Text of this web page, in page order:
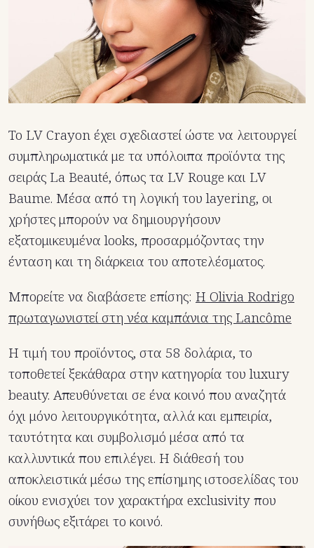
Το LV Crayon έχει σχεδιαστεί ώστε να λειτουργεί
συμπληρωματικά με τα υπόλοιπα προϊόντα της
σειράς La Beauté, όπως τα LV Rouge και LV
Baume. Μέσα από τη λογική του layering, οι
χρήστες μπορούν να δημιουργήσουν
εξατομικευμένα looks, προσαρμόζοντας την
ένταση και τη διάρκεια του αποτελέσματος.
Μπορείτε να διαβάσετε επίσης: Η Olivia Rodrigo
πρωταγωνιστεί στη νέα καμπάνια της Lancôme
Η τιμή του προϊόντος, στα 58 δολάρια, το
τοποθετεί ξεκάθαρα στην κατηγορία του luxury
beauty. Απευθύνεται σε ένα κοινό που αναζητά
όχι μόνο λειτουργικότητα, αλλά και εμπειρία,
ταυτότητα και συμβολισμό μέσα από τα
καλλυντικά που επιλέγει. Η διάθεσή του
αποκλειστικά μέσω της επίσημης ιστοσελίδας του
οίκου ενισχύει τον χαρακτήρα exclusivity που
συνήθως εξιτάρει το κοινό.